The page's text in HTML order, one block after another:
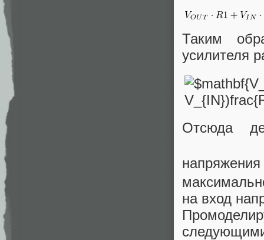
Таким
усилителя
Отсюда
на вход